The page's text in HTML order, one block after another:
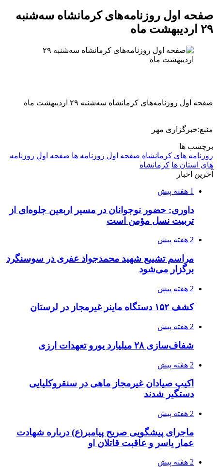
صفحه اول روزنامه‌های کرمانشاه سه‌شنبه
۲۹ اردیبهشت ماه
صفحه اول روزنامه‌های کرمانشاه سه‌شنبه ۲۹ اردیبهشت ماه
منبع:خبرگزاری مهر
برچسب ها
روزنامه های کرمانشاه صفحه اول روزنامه ها صفحه اول روزنامه
های استان ها کرمانشاه
آخرین اخبار
1 هفته پیش
داوری: حضور نوجوانان در مسیر اربعین جلوه‌ای از
تربیت نسل مؤمن است
2 هفته پیش
مراسم تشییع شهید محمدجواد عفری در سوسنگرد
برگزار می‌شود
2 هفته پیش
کشف ۱۵۲ دستگاه ماینر غیرمجاز در لرستان
2 هفته پیش
شفاف‌سازی ۲۸ میلیارد یورو تعهدات ارزی
2 هفته پیش
اکیپ صیادان غیرمجاز ماهی در سنقروکلیایی
دستگیر شدند
2 هفته پیش
ماجرای پیشگویی صریح پیامبر(ع) درباره شهادت
عمار یاسر و عاقبت قاتلان او
2 هفته پیش